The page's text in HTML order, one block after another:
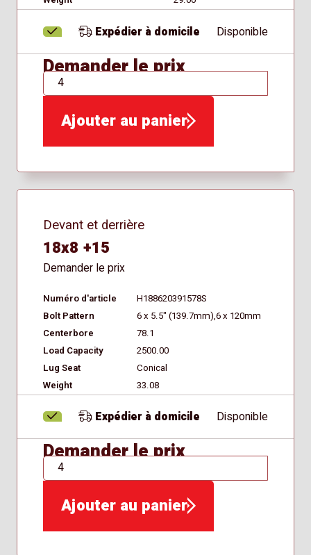
Expédier à domicile Disponible
Demander le prix
QTÉ
Ajouter au panier
Devant et derrière
18x8 +15
Demander le prix
Numéro d'article
H188620391578S
Bolt Pattern
6 x 5.5" (139.7mm),6 x 120mm
Centerbore
78.1
Load Capacity
2500.00
Lug Seat
Conical
Weight
33.08
Expédier à domicile Disponible
Demander le prix
QTÉ
Ajouter au panier